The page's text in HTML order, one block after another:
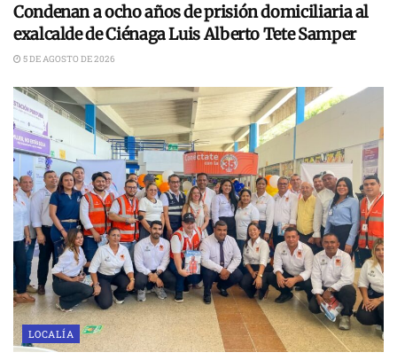
Condenan a ocho años de prisión domiciliaria al
exalcalde de Ciénaga Luis Alberto Tete Samper
5 DE AGOSTO DE 2026
LOCALÍA